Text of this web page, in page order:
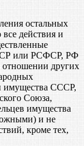
остальных
действия и
или РСФСР, РФ
отношении других
имущества СССР,
Союза,
имущества
и не
кроме тех,